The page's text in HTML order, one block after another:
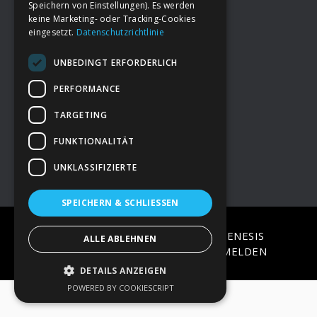
FooterDeine Spende
→ Impressum
→Kontakt zum PAO Team
COPYRIGHT © 2026 · ON
GENESIS
FRAMEWORK·WORDPRESS·ANMELDEN
Speichern von Einstellungen). Es werden
keine Marketing- oder Tracking-Cookies
eingesetzt. Datenschutzrichtlinie
UNBEDINGT ERFORDERLICH
PERFORMANCE
TARGETING
FUNKTIONALITÄT
UNKLASSIFIZIERTE
SPEICHERN & SCHLIESSEN
ALLE ABLEHNEN
DETAILS ANZEIGEN
POWERED BY COOKIESCRIPT